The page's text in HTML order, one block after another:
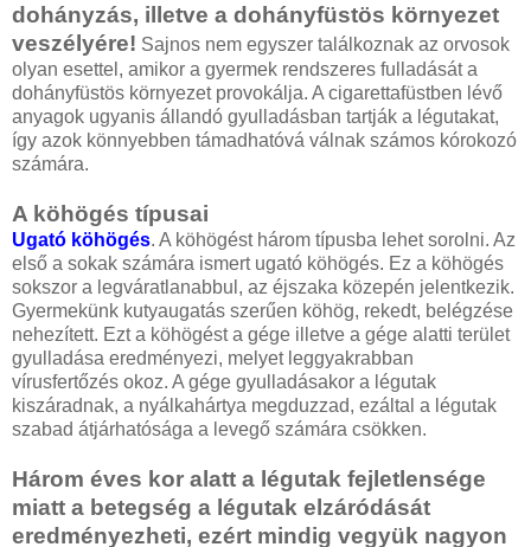
dohányzás, illetve a dohányfüstös környezet
veszélyére! Sajnos nem egyszer találkoznak az orvosok
olyan esettel, amikor a gyermek rendszeres fulladását a
dohányfüstös környezet provokálja. A cigarettafüstben lévő
anyagok ugyanis állandó gyulladásban tartják a légutakat,
így azok könnyebben támadhatóvá válnak számos kórokozó
számára.
A köhögés típusai
Ugató köhögés. A köhögést három típusba lehet sorolni. Az
első a sokak számára ismert ugató köhögés. Ez a köhögés
sokszor a legváratlanabbul, az éjszaka közepén jelentkezik.
Gyermekünk kutyaugatás szerűen köhög, rekedt, belégzése
nehezített. Ezt a köhögést a gége illetve a gége alatti terület
gyulladása eredményezi, melyet leggyakrabban
vírusfertőzés okoz. A gége gyulladásakor a légutak
kiszáradnak, a nyálkahártya megduzzad, ezáltal a légutak
szabad átjárhatósága a levegő számára csökken.
Három éves kor alatt a légutak fejletlensége
miatt a betegség a légutak elzáródását
eredményezheti, ezért mindig vegyük nagyon